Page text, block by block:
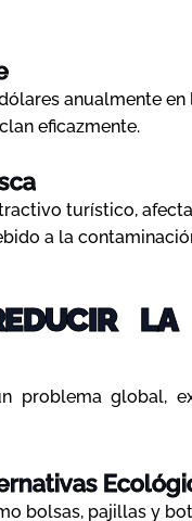
anualmente
eficazmente.
turístico,
a la
LA
problema global,
bolsas, pajillas y